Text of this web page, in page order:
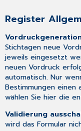
Register
Stichtagen neue
jeweils eingesetzt
neuen Vordruck
automatisch. Nur
Bestimmungen
wählen Sie hier die
Validierung
wird das Formular